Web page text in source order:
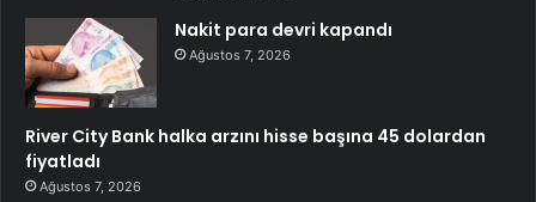
Nakit para devri kapandı
Ağustos 7, 2026
River City Bank halka arzını hisse başına 45 dolardan
fiyatladı
Ağustos 7, 2026